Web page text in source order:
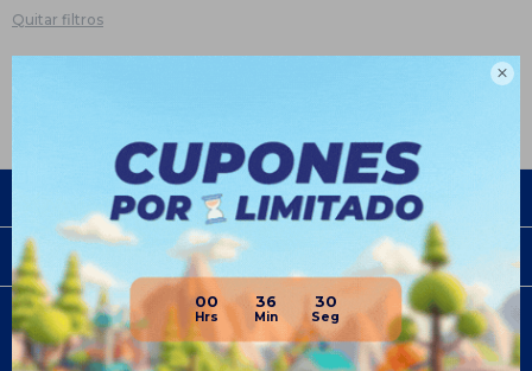

00 36 30
Quitar filtros
Compra
Newsletter